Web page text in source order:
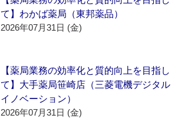
て】わかば薬局（東邦薬品）
2026年07月31日 (金)
【薬局業務の効率化と質的向上を目指し
て】大手薬局笹崎店（三菱電機デジタル
イノベーション）
2026年07月31日 (金)